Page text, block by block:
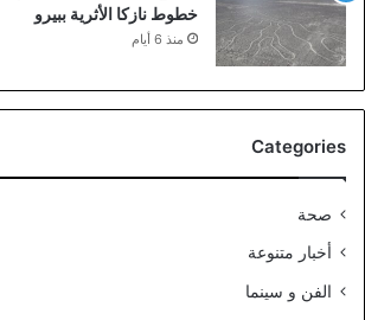
خطوط نازكا الأثرية ببيرو
منذ 6 أيام
Categories
صحة
أخبار متنوعة
الفن و سينما